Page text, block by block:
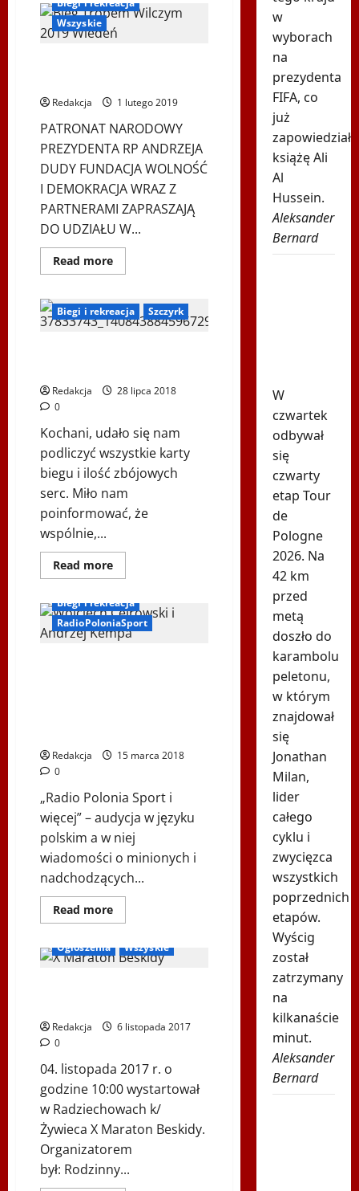
VIII
Bieg
Tropen
Wilczym
Wszyskie
Redakcja 1 lutego 2019
PATRONAT NARODOWY
PREZYDENTA RP ANDRZEJA
DUDY FUNDACJA WOLNOŚĆ
I DEMOKRACJA WRAZ Z
PARTNERAMI ZAPRASZAJĄ
DO UDZIAŁU W...
Read moreDowiedz
się
VII
BIEG
TROPEM
Biegi i rekreacja Szczyrk
Redakcja
28 lipca 2018
0
Kochani, udało się nam
podliczyć wszystkie karty
biegu i ilość zbójowych
serc. Miło nam
poinformować, że
wspólnie,...
Read moreDowiedz
się
Podsumowanie
9.
Biegu
po
Biegi Dudka
Biegi i rekreacja
RadioPoloniaSport
Redakcja
15 marca 2018
0
„Radio Polonia Sport i
więcej” – audycja w języku
polskim a w niej
wiadomości o minionych i
nadchodzących...
Read moreDowiedz
się
Radio
Polonia
RPS
–
Boso
przez
świat.
Goście
audycji:
Edward
Dudek
i
Wojciech
Cejerowski
Biegi Dudka
Biegi i rekreacja
Ogłoszenia
Wszyskie
Redakcja
6 listopada 2017
0
04. listopada 2017 r. o
godzine 10:00 wystartował
w Radziechowach k/
Żywieca X Maraton Beskidy.
Organizatorem
był: Rodzinny...
w
wyborach
na
prezydenta
FIFA, co
już
zapowiedział
książę Ali
Al
Hussein.
Aleksander
Bernard
W
czwartek
odbywał
się
czwarty
etap Tour
de
Pologne
2026. Na
42 km
przed
metą
doszło do
karambolu
peletonu,
w którym
znajdował
się
Jonathan
Milan,
lider
całego
cyklu i
zwycięzca
wszystkich
poprzednich
etapów.
Wyścig
został
zatrzymany
na
kilkanaście
minut.
Aleksander
Bernard